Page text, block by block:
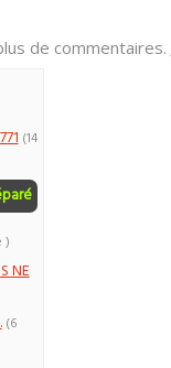
de commentaires.
(14
)
NE
(6